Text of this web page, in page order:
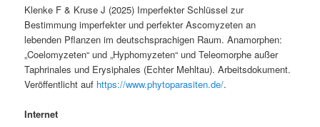
Klenke F & Kruse J (2025) Imperfekter Schlüssel zur
Bestimmung imperfekter und perfekter Ascomyzeten an
lebenden Pflanzen im deutschsprachigen Raum. Anamorphen:
„Coelomyzeten“ und „Hyphomyzeten“ und Teleomorphe außer
Taphrinales und Erysiphales (Echter Mehltau). Arbeitsdokument.
Veröffentlicht auf https://www.phytoparasiten.de/.
Internet